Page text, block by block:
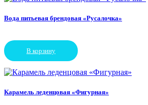
Вода питьевая брендовая «Русалочка»
В корзину
Карамель леденцовая «Фигурная»